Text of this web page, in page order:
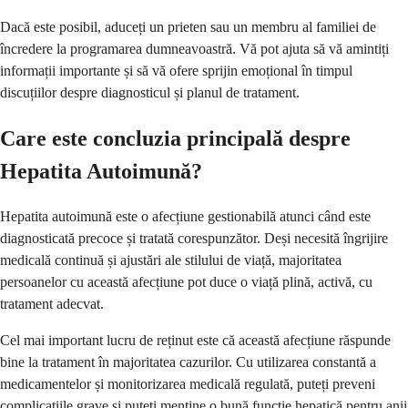
Dacă este posibil, aduceți un prieten sau un membru al familiei de
încredere la programarea dumneavoastră. Vă pot ajuta să vă amintiți
informații importante și să vă ofere sprijin emoțional în timpul
discuțiilor despre diagnosticul și planul de tratament.
Care este concluzia principală despre
Hepatita Autoimună?
Hepatita autoimună este o afecțiune gestionabilă atunci când este
diagnosticată precoce și tratată corespunzător. Deși necesită îngrijire
medicală continuă și ajustări ale stilului de viață, majoritatea
persoanelor cu această afecțiune pot duce o viață plină, activă, cu
tratament adecvat.
Cel mai important lucru de reținut este că această afecțiune răspunde
bine la tratament în majoritatea cazurilor. Cu utilizarea constantă a
medicamentelor și monitorizarea medicală regulată, puteți preveni